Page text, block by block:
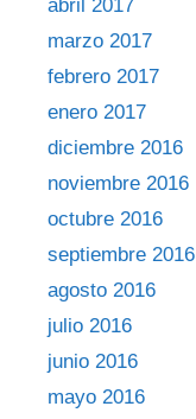
abril 2017
marzo 2017
febrero 2017
enero 2017
diciembre 2016
noviembre 2016
octubre 2016
septiembre 2016
agosto 2016
julio 2016
junio 2016
mayo 2016